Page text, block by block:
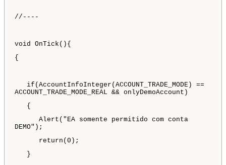
//----
void OnTick(){
{
if(AccountInfoInteger(ACCOUNT_TRADE_MODE) ==
ACCOUNT_TRADE_MODE_REAL && onlyDemoAccount)
{
Alert("EA somente permitido com conta
DEMO");
return(0);
}